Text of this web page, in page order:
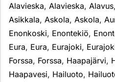
Alavieska, Alavieska, Alavus,
Asikkala, Askola, Askola,
Enonkoski, Enontekiö,
Eura, Eura, Eurajoki,
Forssa, Forssa, Haapajärvi,
Haapavesi, Hailuoto,